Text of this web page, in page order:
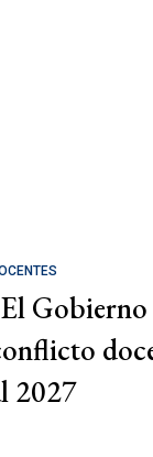
Gobierno
2027